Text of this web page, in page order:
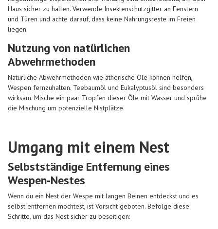
Haus sicher zu halten. Verwende Insektenschutzgitter an Fenstern
und Türen und achte darauf, dass keine Nahrungsreste im Freien
liegen.
Nutzung von natürlichen
Abwehrmethoden
Natürliche Abwehrmethoden wie ätherische Öle können helfen,
Wespen fernzuhalten. Teebaumöl und Eukalyptusöl sind besonders
wirksam. Mische ein paar Tropfen dieser Öle mit Wasser und sprühe
die Mischung um potenzielle Nistplätze.
Umgang mit einem Nest
Selbstständige Entfernung eines
Wespen-Nestes
Wenn du ein Nest der Wespe mit langen Beinen entdeckst und es
selbst entfernen möchtest, ist Vorsicht geboten. Befolge diese
Schritte, um das Nest sicher zu beseitigen: